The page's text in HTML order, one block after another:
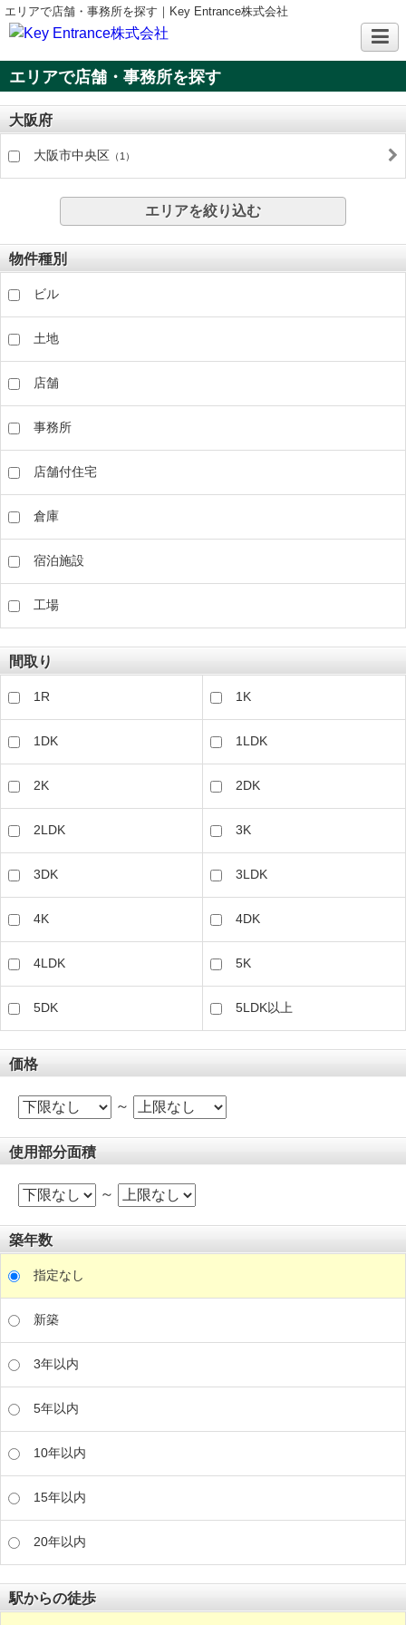
エリアで店舗・事務所を探す｜Key Entrance株式会社
エリアで店舗・事務所を探す
大阪府
大阪市中央区 （1）
エリアを絞り込む
物件種別
ビル
土地
店舗
事務所
店舗付住宅
倉庫
宿泊施設
工場
間取り
1R 1K
1DK 1LDK
2K 2DK
2LDK 3K
3DK 3LDK
4K 4DK
4LDK 5K
5DK 5LDK以上
価格
～
使用部分面積
～
築年数
指定なし
新築
3年以内
5年以内
10年以内
15年以内
20年以内
駅からの徒歩